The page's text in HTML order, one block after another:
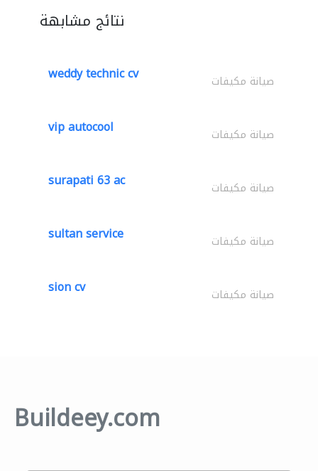
نتائج مشابهة
weddy technic cv صيانة مكيفات
vip autocool صيانة مكيفات
surapati 63 ac صيانة مكيفات
sultan service صيانة مكيفات
sion cv صيانة مكيفات
Buildeey.com